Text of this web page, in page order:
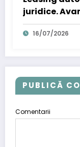
juridice.
de
16/07/2026
PUBLICĂ
Comentarii